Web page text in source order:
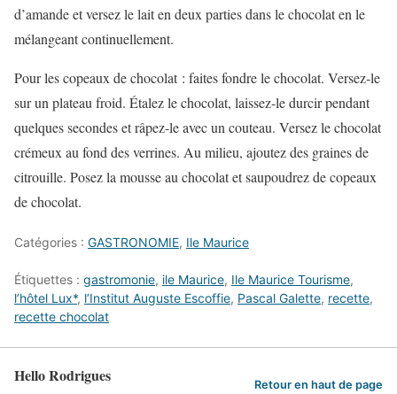
d’amande et versez le lait en deux parties dans le chocolat en le
mélangeant continuellement.
Pour les copeaux de chocolat : faites fondre le chocolat. Versez-le
sur un plateau froid. Étalez le chocolat, laissez-le durcir pendant
quelques secondes et râpez-le avec un couteau. Versez le chocolat
crémeux au fond des verrines. Au milieu, ajoutez des graines de
citrouille. Posez la mousse au chocolat et saupoudrez de copeaux
de chocolat.
Catégories : GASTRONOMIE, Ile Maurice
Étiquettes : gastromonie, ile Maurice, Ile Maurice Tourisme,
l’hôtel Lux*, l’Institut Auguste Escoffie, Pascal Galette, recette,
recette chocolat
Hello Rodrigues Retour en haut de page